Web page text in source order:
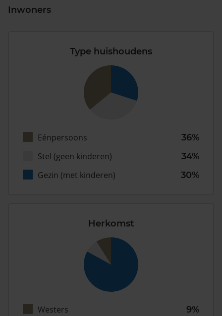
Inwoners
Type huishoudens
Eénpersoons
36%
Stel (geen kinderen)
34%
Gezin (met kinderen)
30%
Herkomst
Westers
9%